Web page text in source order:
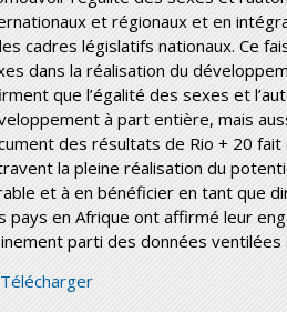
et régionaux et en
cadres législatifs nationaux. Ce
dans la réalisation du
que l’égalité des sexes et
à part entière, mais
des résultats de Rio + 20
la pleine réalisation du
et à en bénéficier en tant que
pays en Afrique ont affirmé leur
parti des données
Télécharger